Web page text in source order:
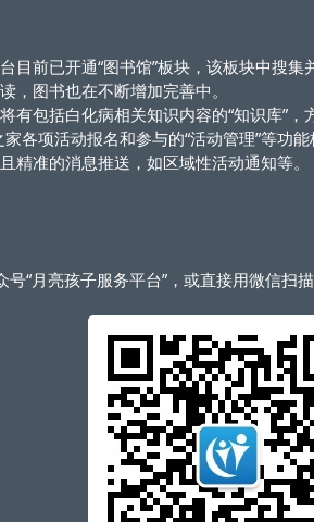
前已开通“图书馆”板块，该板块中搜集
，图书也在不断增加完善中。
包括白化病相关知识内容的“知识库”，
各项活动报名和参与的“活动管理”等功
精准的消息推送，如区域性活动通知等。
“月亮孩子服务平台”，或直接用微信扫